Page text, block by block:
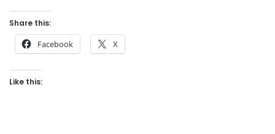
Share this:
Facebook X
Like this: